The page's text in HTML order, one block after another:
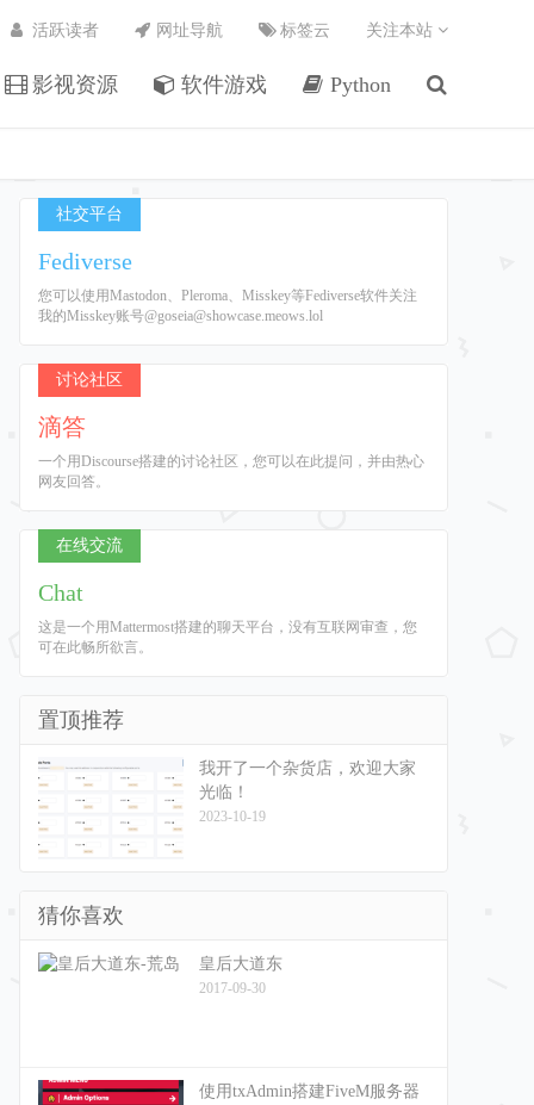
影视资源 软件游戏 Python
活跃读者 网址导航 标签云 关注本站
社交平台
Fediverse
您可以使用Mastodon、Pleroma、Misskey等Fediverse软件关注
我的Misskey账号@goseia@showcase.meows.lol
讨论社区
滴答
一个用Discourse搭建的讨论社区，您可以在此提问，并由热心
网友回答。
在线交流
Chat
这是一个用Mattermost搭建的聊天平台，没有互联网审查，您
可在此畅所欲言。
置顶推荐
我开了一个杂货店，欢迎大家
光临！
2023-10-19
猜你喜欢
皇后大道东
2017-09-30
使用txAdmin搭建FiveM服务器